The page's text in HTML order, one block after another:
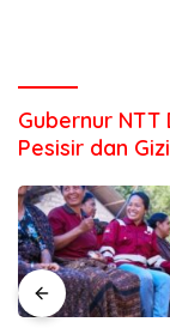
Gubernur
Pesisir dan